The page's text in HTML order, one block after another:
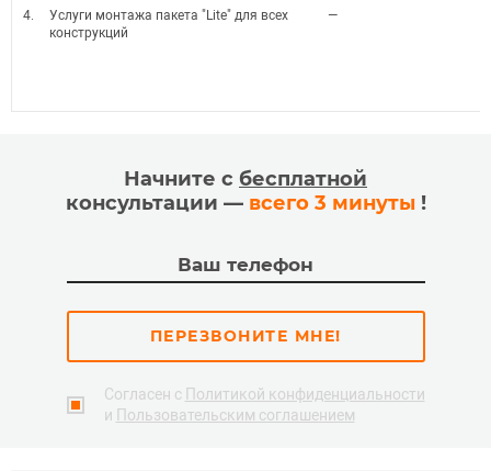
4.
Услуги монтажа пакета "Lite" для всех
конструкций
—
Начните с бесплатной
консультации — всего 3 минуты!
ПЕРЕЗВОНИТЕ МНЕ!
Согласен с Политикой конфиденциальности
и Пользовательским соглашением